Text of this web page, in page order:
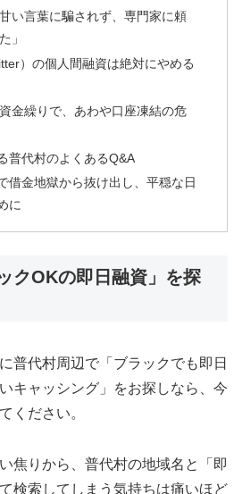
い言葉に騙されず、専門家に頼
」
）の個人間融資は絶対にやめる
金繰りで、あわや口座凍結の危
普代村のよくあるQ&A
借金地獄から抜け出し、平穏な日
に
クOKの即日融資」を探
普代村周辺で「ブラックでも即日
キャッシング」をお探しなら、今
ください。
焦りから、普代村の地域名と「即
検索してしまう気持ちは痛いほど